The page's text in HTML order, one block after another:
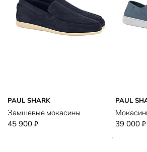
PAUL SHARK
Замшевые мокасины
45 900 ₽
PAUL
39 000 ₽